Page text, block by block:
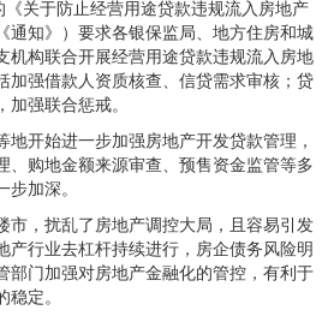
关于防止经营用途贷款违规流入房地产
通知》）要求各银保监局、地方住房和城
机构联合开展经营用途贷款违规流入房地
加强借款人资质核查、信贷需求审核；贷
强联合惩戒。
地开始进一步加强房地产开发贷款管理，
、购地金额来源审查、预售资金监管等多
加深。
市，扰乱了房地产调控大局，且容易引发
产行业去杠杆持续进行，房企债务风险明
部门加强对房地产金融化的管控，有利于
定。